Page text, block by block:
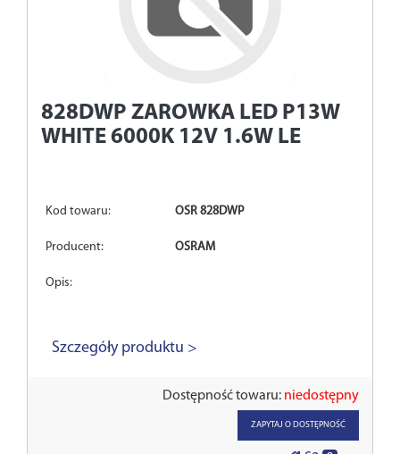
828DWP ZAROWKA LED P13W
WHITE 6000K 12V 1.6W LE
Kod towaru: OSR 828DWP
Producent: OSRAM
Opis:
Szczegóły produktu >
Dostępność towaru: niedostępny
ZAPYTAJ O DOSTĘPNOŚĆ